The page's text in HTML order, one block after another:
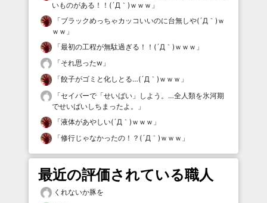
いものがある！！(´Д｀)ｗｗｗ 」
「ブラックめっちゃカッコいいのに台無しや(´Д｀)ｗ
ｗｗ 」
「最初の工程が無駄過ぎる！！(´Д｀)ｗｗｗ 」
「それ思ったw 」
「餃子がゴミと化しとる…(´Д｀)ｗｗｗ 」
「セイバーで「せいばい」しよう。…全人類を氷河期
でせいばいしちまったよ。
」
「液体があやしい(´Д｀)ｗｗｗ 」
「修行じゃなかったの！？(´Д｀)ｗｗｗ 」
最近の評価されている職人
くれないか豚を